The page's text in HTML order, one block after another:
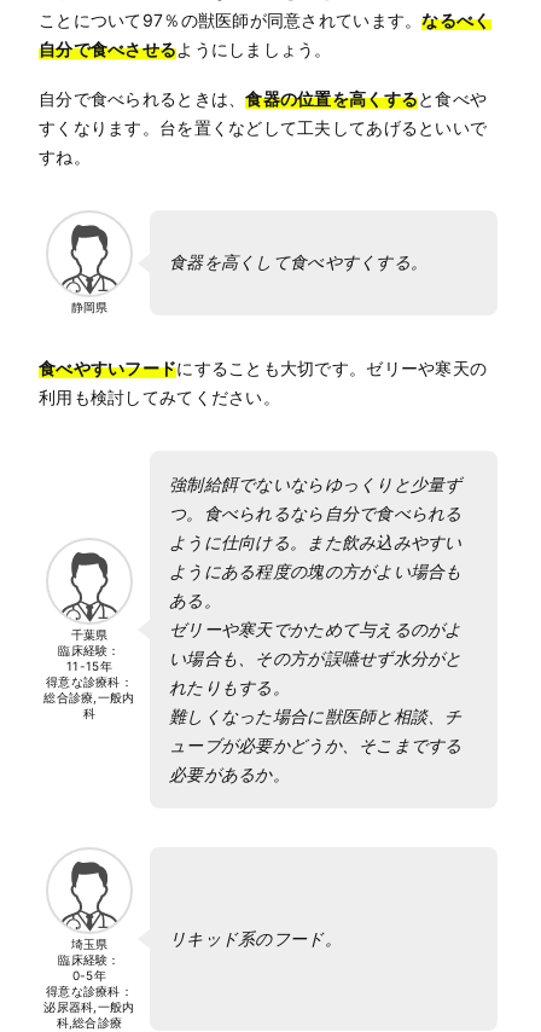
ことについて97％の獣医師が同意されています。なるべく
自分で食べさせるようにしましょう。
自分で食べられるときは、食器の位置を高くすると食べや
すくなります。台を置くなどして工夫してあげるといいで
すね。
静岡県
食器を高くして食べやすくする。
食べやすいフードにすることも大切です。ゼリーや寒天の
利用も検討してみてください。
千葉県
臨床経験：
11-15年
得意な診療科：
総合診療,一般内
科
強制給餌でないならゆっくりと少量ず
つ。食べられるなら自分で食べられる
ように仕向ける。また飲み込みやすい
ようにある程度の塊の方がよい場合も
ある。
ゼリーや寒天でかためて与えるのがよ
い場合も、その方が誤嚥せず水分がと
れたりもする。
難しくなった場合に獣医師と相談、チ
ューブが必要かどうか、そこまでする
必要があるか。
埼玉県
臨床経験：
0-5年
得意な診療科：
泌尿器科,一般内
科,総合診療
リキッド系のフード。